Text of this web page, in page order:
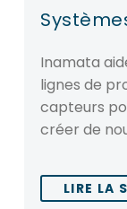
Inamata
lignes de
capteurs
créer de
LIRE LA